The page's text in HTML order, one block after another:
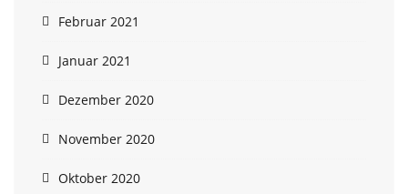
Februar 2021
Januar 2021
Dezember 2020
November 2020
Oktober 2020